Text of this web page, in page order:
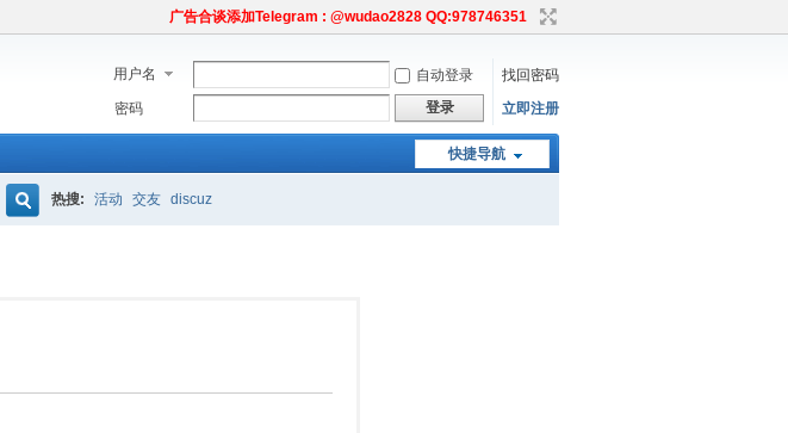
广告合谈添加Telegram : @wudao2828 QQ:978746351
用户名 自动登录
找回密码
密码
登录 立即注册
快捷导航
热搜: 活动 交友 discuz